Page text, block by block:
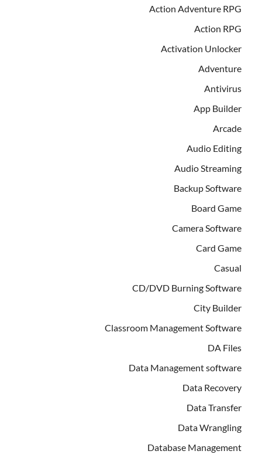
Action Adventure RPG
Action RPG
Activation Unlocker
Adventure
Antivirus
App Builder
Arcade
Audio Editing
Audio Streaming
Backup Software
Board Game
Camera Software
Card Game
Casual
CD/DVD Burning Software
City Builder
Classroom Management Software
DA Files
Data Management software
Data Recovery
Data Transfer
Data Wrangling
Database Management